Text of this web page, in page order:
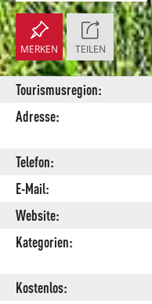
MERKEN TEILEN
Tourismusregion:
Adresse:
Telefon:
E-Mail:
Website:
Kategorien:
Kostenlos: